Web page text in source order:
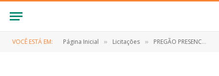
VOCÊ ESTÁ EM: Página Inicial » Licitações » PREGÃO PRESENCIAL Nº 004/2019 (CONTRATAÇÃO DE EMPRESA PARA REALIZAÇÃO DOS SERVIÇOS DE ORGANIZAÇÃO E PROMOÇÃO DO EVENTO CARNAVAL 2019)